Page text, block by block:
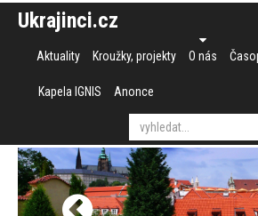
Ukrajinci.cz
Aktuality Kroužky, projekty O nás
Kapela IGNIS Anonce